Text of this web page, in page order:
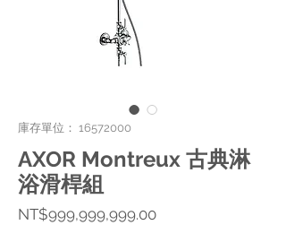
庫存單位： 16572000
AXOR Montreux 古典淋
浴滑桿組
NT$999,999,999.00價